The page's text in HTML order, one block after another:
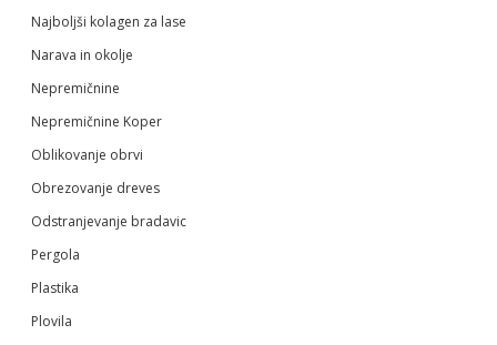
Najboljši kolagen za lase
Narava in okolje
Nepremičnine
Nepremičnine Koper
Oblikovanje obrvi
Obrezovanje dreves
Odstranjevanje bradavic
Pergola
Plastika
Plovila